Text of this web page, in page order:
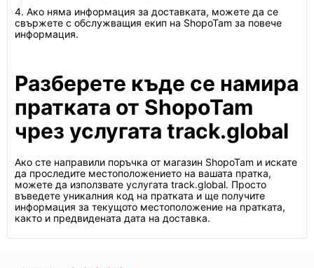
4. Ако няма информация за доставката, можете да се
свържете с обслужващия екип на ShopoTam за повече
информация.
Разберете къде се намира
пратката от ShopoTam
чрез услугата track.global
Ако сте направили поръчка от магазин ShopoTam и искате
да проследите местоположението на вашата пратка,
можете да използвате услугата track.global. Просто
въведете уникалния код на пратката и ще получите
информация за текущото местоположение на пратката,
както и предвидената дата на доставка.